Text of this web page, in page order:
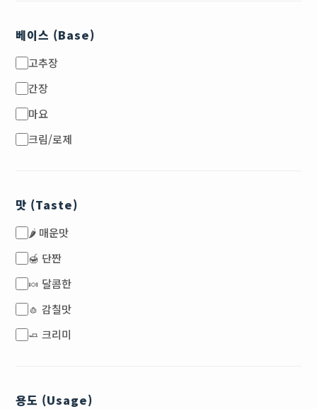
베이스 (Base)
고추장
간장
마요
크림/로제
맛 (Taste)
🌶️ 매운맛
🍯 단짠
🍬 달콤한
🧄 감칠맛
🧈 크리미
용도 (Usage)